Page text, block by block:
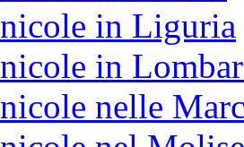
in Liguria
in
nelle